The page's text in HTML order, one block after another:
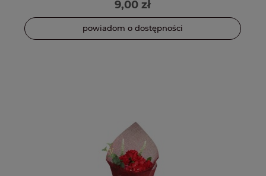
9,00 zł
powiadom o dostępności